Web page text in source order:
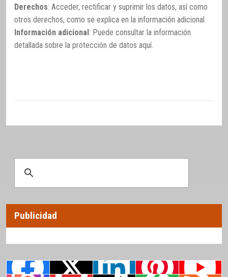
Derechos: Acceder, rectificar y suprimir los datos, así como
otros derechos, como se explica en la información adicional.
Información adicional : Puede consultar la información
detallada sobre la protección de datos aquí.
Publicidad